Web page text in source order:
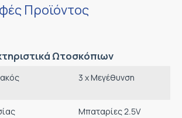
Προϊόντος
Ωτοσκόπιων
3 x Μεγέθυνση
Μπαταρίες 2.5V